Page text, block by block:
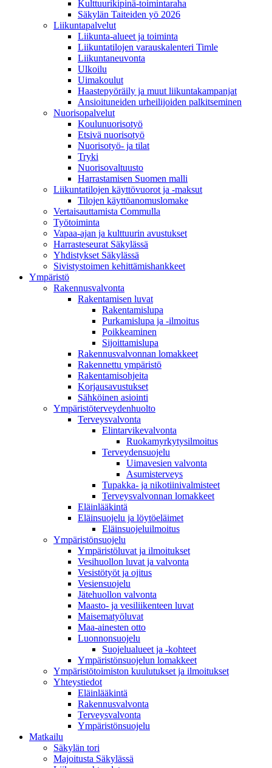
Kulttuurikipinä-toimintaraha
Säkylän Taiteiden yö 2026
Liikuntapalvelut
Liikunta-alueet ja toiminta
Liikuntatilojen varauskalenteri Timle
Liikuntaneuvonta
Ulkoilu
Uimakoulut
Haastepyöräily ja muut liikuntakampanjat
Ansioituneiden urheilijoiden palkitseminen
Nuorisopalvelut
Koulunuorisotyö
Etsivä nuorisotyö
Nuorisotyö- ja tilat
Tryki
Nuorisovaltuusto
Harrastamisen Suomen malli
Liikuntatilojen käyttövuorot ja -maksut
Tilojen käyttöanomuslomake
Vertaisauttamista Commulla
Työtoiminta
Vapaa-ajan ja kulttuurin avustukset
Harrasteseurat Säkylässä
Yhdistykset Säkylässä
Sivistystoimen kehittämishankkeet
Ympä­ristö
Rakennusvalvonta
Rakentamisen luvat
Rakentamislupa
Purkamislupa ja -ilmoitus
Poikkeaminen
Sijoittamislupa
Rakennusvalvonnan lomakkeet
Rakennettu ympäristö
Rakentamisohjeita
Korjausavustukset
Sähköinen asiointi
Ympäristöterveydenhuolto
Terveysvalvonta
Elintarvikevalvonta
Ruokamyrkytysilmoitus
Terveydensuojelu
Uimavesien valvonta
Asumisterveys
Tupakka- ja nikotiinivalmisteet
Terveysvalvonnan lomakkeet
Eläinlääkintä
Eläinsuojelu ja löytöeläimet
Eläinsuojeluilmoitus
Ympäristönsuojelu
Ympäristöluvat ja ilmoitukset
Vesihuollon luvat ja valvonta
Vesistötyöt ja ojitus
Vesiensuojelu
Jätehuollon valvonta
Maasto- ja vesiliikenteen luvat
Maisematyöluvat
Maa-ainesten otto
Luonnonsuojelu
Suojelualueet ja -kohteet
Ympäristönsuojelun lomakkeet
Ympäristötoimiston kuulutukset ja ilmoitukset
Yhteystiedot
Eläinlääkintä
Rakennusvalvonta
Terveysvalvonta
Ympäristönsuojelu
Mat­kailu
Säkylän tori
Majoitusta Säkylässä